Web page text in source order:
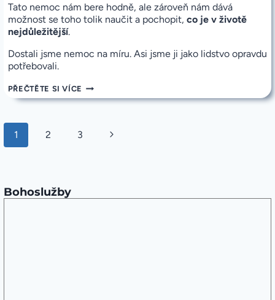
Tato nemoc nám bere hodně, ale zároveň nám dává
možnost se toho tolik naučit a pochopit, co je v životě
nejdůležitější.
Dostali jsme nemoc na míru. Asi jsme ji jako lidstvo opravdu
potřebovali.
PŘEČTĚTE SI VÍCE K
PŘESNĚ
Navigace
na
1 2 3
Další
Bohoslužby